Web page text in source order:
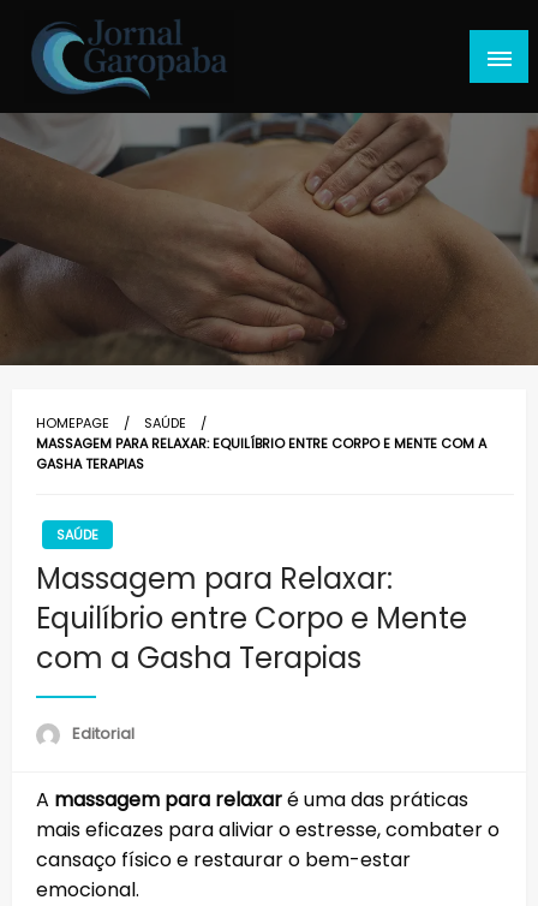
content
Jornal Garopaba
HOMEPAGE
SAÚDE
MASSAGEM PARA RELAXAR: EQUILÍBRIO ENTRE CORPO E MENTE COM A
GASHA TERAPIAS
SAÚDE
Massagem para Relaxar:
Equilíbrio entre Corpo e Mente
com a Gasha Terapias
Editorial
A massagem para relaxaré uma das práticas
mais eficazes para aliviar o estresse, combater o
cansaço físico e restaurar o bem-estar
emocional.